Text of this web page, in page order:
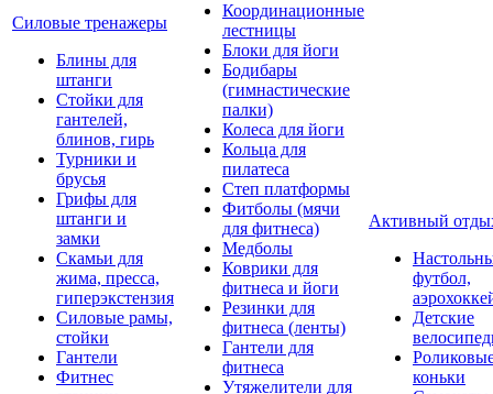
Силовые тренажеры
Блины для
штанги
Стойки для
гантелей,
блинов, гирь
Турники и
брусья
Грифы для
штанги и
замки
Скамьи для
жима, пресса,
гиперэкстензия
Силовые рамы,
стойки
Гантели
Фитнес
Координационные
лестницы
Блоки для йоги
Бодибары
(гимнастические
палки)
Колеса для йоги
Кольца для
пилатеса
Степ платформы
Фитболы (мячи
для фитнеса)
Медболы
Коврики для
фитнеса и йоги
Резинки для
фитнеса (ленты)
Гантели для
фитнеса
Утяжелители для
Активный
футбол,
Детские
коньки